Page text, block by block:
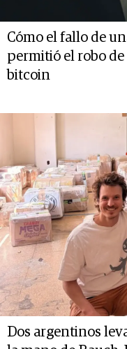
Cómo el fallo de
permitió el robo de
bitcoin
Dos argentinos